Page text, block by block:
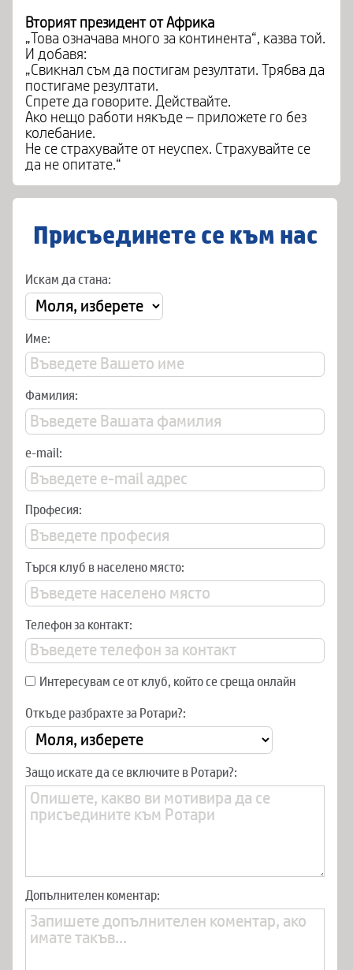
Вторият президент от Африка
„Това означава много за континента“, казва той.
И добавя:
„Свикнал съм да постигам резултати. Трябва да
постигаме резултати.
Спрете да говорите. Действайте.
Ако нещо работи някъде – приложете го без
колебание.
Не се страхувайте от неуспех. Страхувайте се
да не опитате.“
Присъединете се към нас
Искам да стана:
Име:
Фамилия:
e-mail:
Професия:
Търся клуб в населено място:
Телефон за контакт:
Интересувам се от клуб, който се среща онлайн
Откъде разбрахте за Ротари?:
Защо искате да се включите в Ротари?:
Допълнителен коментар: